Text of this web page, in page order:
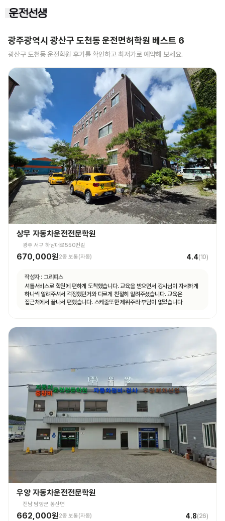
광주광역시 광산구 도천동운전면허학원 베스트 6
광산구 도천동 운전학원 후기를 확인하고 최저가로 예약해 보세요.
상무 자동차운전전문학원
광주 서구 하남대로550번길
670,000원 2종 보통(자동) 4.4(10)
작성자 : 그리피스
셔틀서비스로 학원에 편하게 도착했습니다. 교육을 받으면서 강사님이 자세하게
하나씩 알려주셔서 걱정했던거와 다르게 친절히 알려주셨습니다. 교육은
집근처에서 끝나서 편했습니다. 스케줄또한 제위주라 부담이 없었습니다
우양 자동차운전전문학원
전남 담양군 봉산면
662,000원2종 보통(자동) 4.8(26)